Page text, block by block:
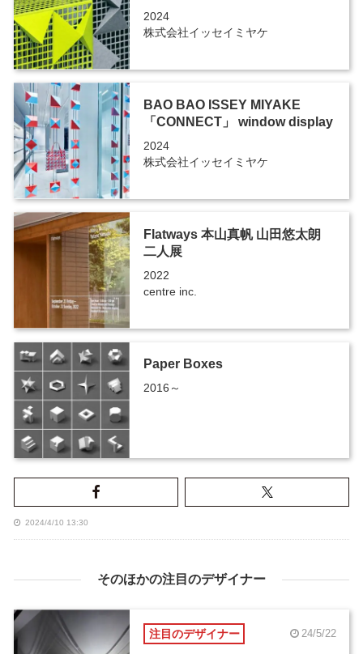
2024
株式会社イッセイミヤケ
BAO BAO ISSEY MIYAKE
「CONNECT」 window display
2024
株式会社イッセイミヤケ
Flatways 本山真帆 山田悠太朗
二人展
2022
centre inc.
Paper Boxes
2016～
2024/4/10 13:30
そのほかの注目のデザイナー
注目のデザイナー 24/5/22